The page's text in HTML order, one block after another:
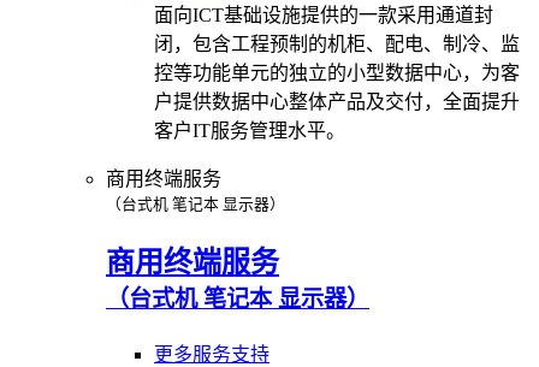
面向ICT基础设施提供的一款采用通道封
闭，包含工程预制的机柜、配电、制冷、监
控等功能单元的独立的小型数据中心，为客
户提供数据中心整体产品及交付，全面提升
客户IT服务管理水平。
商用终端服务
（台式机 笔记本 显示器）
商用终端服务
（台式机 笔记本 显示器）
更多服务支持